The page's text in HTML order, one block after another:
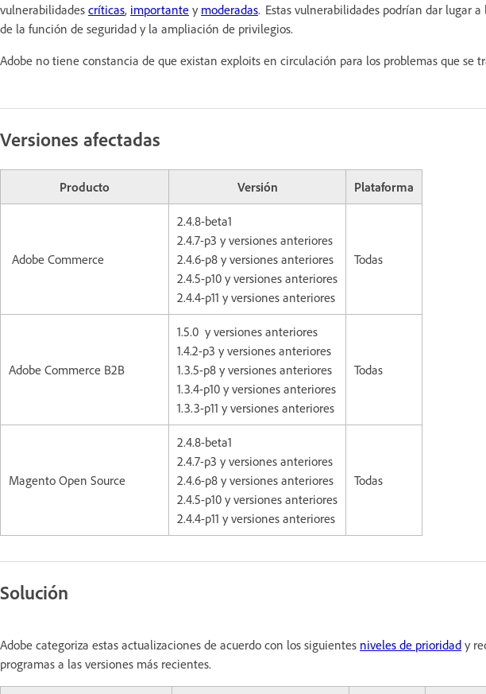
vulnerabilidades críticas, importante y moderadas. Estas vulnerabilidades podrían dar lugar
de la función de seguridad y la ampliación de privilegios.
Adobe no tiene constancia de que existan exploits en circulación para los problemas que se
Versiones afectadas
Producto Versión Plataforma
Adobe Commerce
2.4.8-beta1
2.4.7-p3 y versiones anteriores
2.4.6-p8 y versiones anteriores
2.4.5-p10 y versiones anteriores
2.4.4-p11 y versiones anteriores
Todas
Adobe Commerce B2B
1.5.0 y versiones anteriores
1.4.2-p3 y versiones anteriores
1.3.5-p8 y versiones anteriores
1.3.4-p10 y versiones anteriores
1.3.3-p11 y versiones anteriores
Todas
Magento Open Source
2.4.8-beta1
2.4.7-p3 y versiones anteriores
2.4.6-p8 y versiones anteriores
2.4.5-p10 y versiones anteriores
2.4.4-p11 y versiones anteriores
Todas
Solución
Adobe categoriza estas actualizaciones de acuerdo con los siguientes niveles de prioridad y
programas a las versiones más recientes.